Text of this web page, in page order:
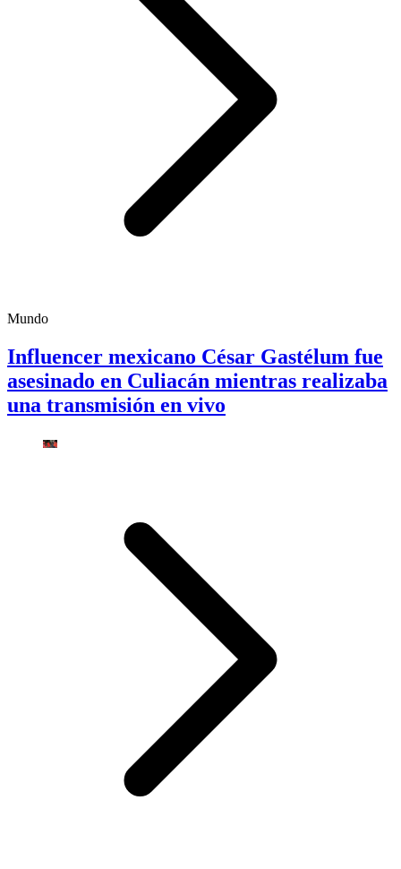
Mundo
Influencer mexicano César Gastélum fue
asesinado en Culiacán mientras realizaba
una transmisión en vivo